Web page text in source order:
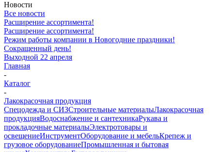
Новости
Все новости
Расширение ассортимента!
Расширение ассортимента!
Режим работы компании в Новогодние праздники!
Сокращенный день!
Выходной 22 апреля
Главная
-
Каталог
-
Лакокрасочная продукция
Спецодежда и СИЗСтроительные материалыЛакокрасочная
продукцияВодоснабжение и сантехникаРукава и
прокладочные материалыЭлектротовары и
освещениеИнструментОборудование и мебельКрепеж и
грузовое оборудованиеПромышленная и бытовая